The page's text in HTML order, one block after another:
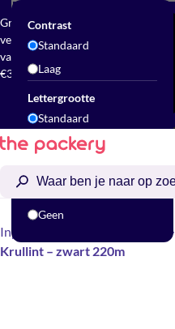
Gratis
verzending
vanaf
€300
Contrast
Standaard
Laag
Lettergrootte
Standaard
Groot
Geen
Inpakken
Krullint – zwart 220m